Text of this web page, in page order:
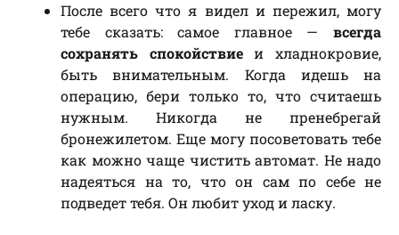
После всего что я видел и пережил, могу
тебе сказать: самое главное — всегда
сохранять спокойствиеи хладнокровие,
быть внимательным. Когда идешь на
операцию, бери только то, что считаешь
нужным. Никогда не пренебрегай
бронежилетом. Еще могу посоветовать тебе
как можно чаще чистить автомат. Не надо
надеяться на то, что он сам по себе не
подведет тебя. Он любит уход и ласку.